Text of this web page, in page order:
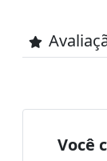
Você